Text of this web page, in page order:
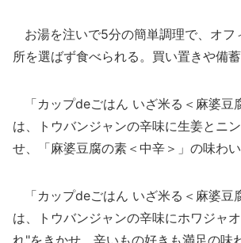
お湯を注いで5分の簡単調理で、オフ
所を選ばず食べられる。買い置きや備蓄
「カップdeごはん いざ米る＜麻婆豆
は、トウバンジャンの辛味に生姜とニ
せ、「麻婆豆腐の素＜中辛＞」の味わい
「カップdeごはん いざ米る＜麻婆豆
は、トウバンジャンの辛味にホワジャ
れ"をきかせ、辛いもの好きも満足の味